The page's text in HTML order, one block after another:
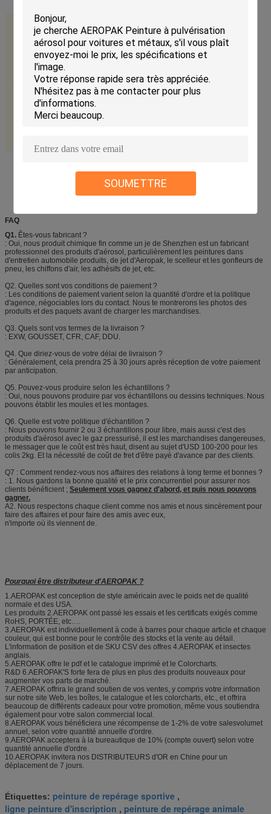
SOUMETTRE
FAQ
Q1. Êtes-vous fabricant ?
: Oui, nous produit chimique fin comme un je de Shenzhen est un fabricant
professionnel des produits d'aérosol, particulièrement les peintures dans
d'entretien automobile produits, de jet d'Aeropak, le scelleur et les gonfleurs de
pneu, les chiffons d'air, les adhésifs de jet, etc.
Q2. Quelles sont vos conditions de paiement ?
: Les conditions de paiement varient selon la quantité d'ordre et la politique
d'agence, négociables lors du contact. Nous te montrerons les photos des
produits et des paquets avant de charger les marchandises.
Q3. Quels sont vos termes de la livraison ?
: EXW, GOUSSET, CFR, CAF, DDU.
Q4. Que diriez-vous de votre délai de livraison ?
: Généralement, cela prendra 25 à 30 jours après réception de votre paiement
par anticipation.
Q5. Pouvez-vous produire selon les échantillons ?
: Oui, nous pouvons produire par vos échantillons ou dessins techniques. Nous
pouvons établir les moules et les montages.
Q6. Quelle est votre politique d'échantillon ?
: Nous pouvons fournir 2 ou 3 échantillons pour libre, mais aussi c'est des
produits d'aérosol avec le gaz pressurisé, il est les marchandises dangereuses,
le messager que le coût est très haut, disent au sujet d'USD 100-200 pour les
colis 2kg. Et la nécessité de coût de fret d'être payé d'avance par des clients.
Q7 : Comment rendez-vous nos affaires des relations à long terme et bonnes ?
: 1. Nous gardons la bonne qualité et le prix concurrentiel pour assurer nos
clients bénéficient ; Seulement vous gagnez d'abord, et puis nous pouvons
gagner.
A2. Nous respectons chaque client comme nos amis et nous sincèrement pour
faire des affaires et pour faire des amis avec eux,
n'importe où ils viennent de.
Pourquoi être distributeur d'AEROPAK ?
1.AEROPAK est conception de style américain avec le poids net de qualité
normale et des USA.
Les produits 2.AEROPAK ont passé les essais et les certificats exigés comme
RoHS, PORTÉE, etc….
3.AEROPAK est individuellement à code à barres pour chaque article et chaque
couleur, qui est bonne pour le contrôle des stocks et la vente au détail.
L'information de position et de SKU CSV des offres 4.AEROPAK et insectes
anglais.
5.AEROPAK offre le pdf et le catalogue imprimé et le Colorcharts.
R&D 6.AEROPAK'S forte fera de plus en plus des produits nouveaux pour
augmenter vos parts de marché.
7.AEROPAK offrira le grand soutien de vos ventes, y compris votre information
sur notre site Web, les boîtes, le catalogue et les colorcharts, etc., et offrira
beaucoup de différents cadeaux pour votre promotion, même vous soutiendra
également pour votre salon commercial local.
8.AEROPAK vous bénéficiera une récompense de 1-2% de votre salesvolumet
annuel, selon votre quantité annuelle d'ordre.
9.AEROPAK acceptera à la bureautique de 10% (compte ouvert) selon votre
quantité annuelle d'ordre.
10.AEROPAK invitera nos DISTRIBUTEURS d'OR en Chine pour un
déplacement de 7 jours.
Étiquettes: peinture de repérage sportive ,
ligne peinture d'inscription , peinture de repérage animale